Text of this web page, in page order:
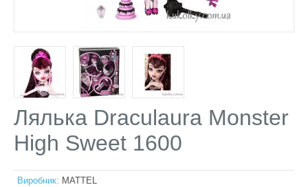
Лялька Draculaura Monster
High Sweet 1600
Виробник: MATTEL